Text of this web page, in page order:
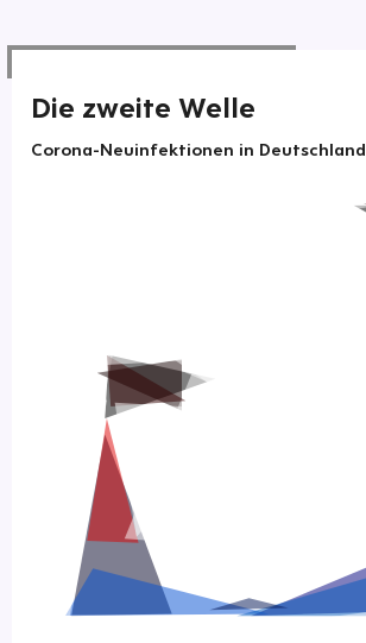
Die zweite Welle
Corona-Neuinfektionen in Deutschland